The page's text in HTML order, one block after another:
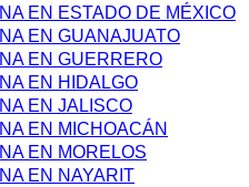
EN ESTADO DE MÉXICO
EN GUANAJUATO
EN GUERRERO
EN HIDALGO
EN JALISCO
EN MICHOACÁN
EN MORELOS
EN NAYARIT